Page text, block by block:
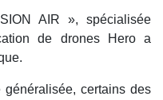
AIR », spécialisée
de drones Hero a
certains des